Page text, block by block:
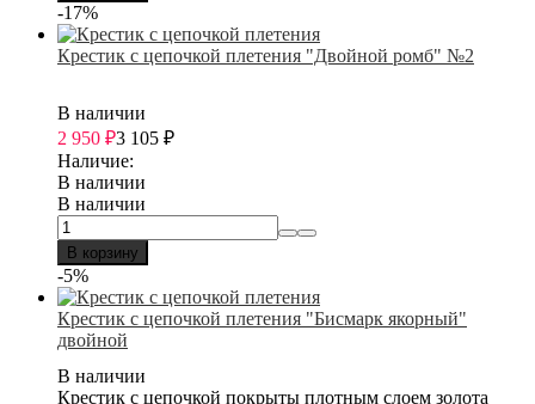
-17%
Крестик с цепочкой плетения "Двойной ромб" №2
В наличии
2 950 ₽3 105 ₽
Наличие:
В наличии
В наличии
В корзину
-5%
Крестик с цепочкой плетения "Бисмарк якорный"
двойной
В наличии
Крестик с цепочкой покрыты плотным слоем золота